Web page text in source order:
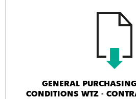
GENERAL
CONDITIONS WTZ -